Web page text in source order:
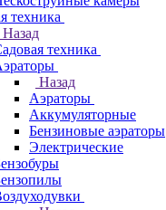
техника
Назад
техника
Назад
Аэраторы
Аккумуляторные
Бензиновые аэраторы
Электрические